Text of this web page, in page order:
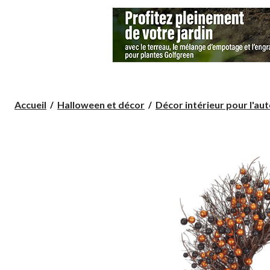
Accueil Halloween et décor Décor intérieur pour